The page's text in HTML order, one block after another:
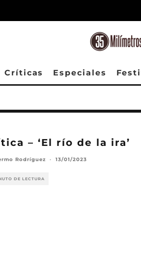
Críticas Especiales
– ‘El río de la ira’
Rodríguez · 13/01/2023
DE LECTURA